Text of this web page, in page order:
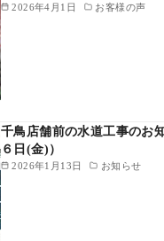
2026年4月1日 お客様の声
2026年1月13日 お知らせ
千鳥店舗前の水道工事のお
６日(金)）